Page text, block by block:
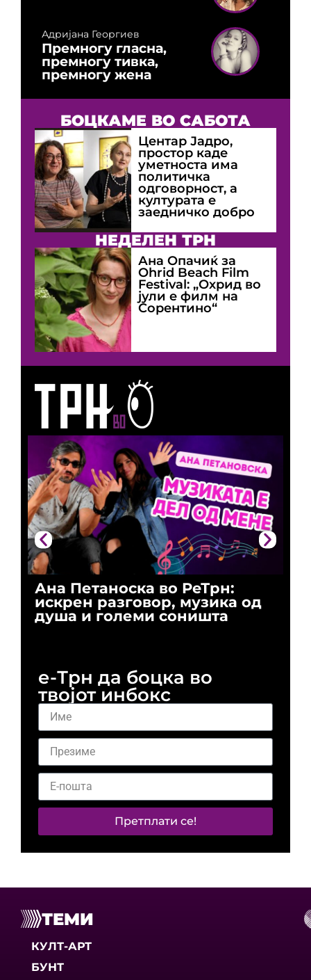
Ана Петаноска во РеТрн:
искрен разговор, музика од
душа и големи соништа
Адријана Георгиев
Премногу гласна,
премногу тивка,
премногу жена
БОЦКАМЕ ВО САБОТА
Центар Јадро,
простор каде
уметноста има
политичка
одговорност, а
културата е
заедничко добро
НЕДЕЛЕН ТРН
Ана Опачиќ за
Оhrid Beach Film
Festival: „Охрид во
јули е филм на
Сорентино“
е-Трн да боцка во
твојот инбокс
Претплати се!
ТЕМИ
КУЛТ-АРТ
БУНТ